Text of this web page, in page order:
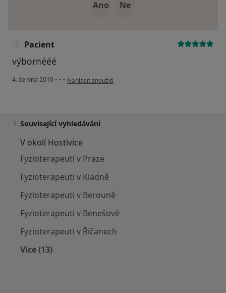
Ano Ne
Pacient
výbornééé
4. června 2010 • • • podle názoru uživatele Pacient
Nahlásit zneužití
Související vyhledávání
V okolí Hostivice
Fyzioterapeuti v Praze
Fyzioterapeuti v Kladně
Fyzioterapeuti v Berouně
Fyzioterapeuti v Benešově
Fyzioterapeuti v Říčanech
Více (13)